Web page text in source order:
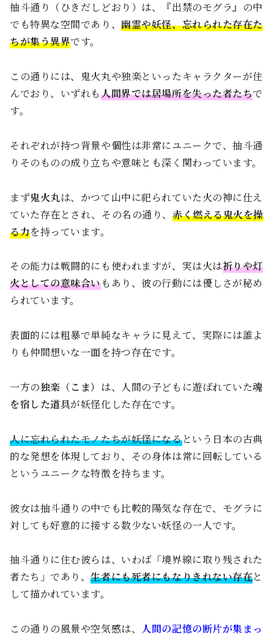
抽斗通り（ひきだしどおり）は、『出禁のモグラ』の中
でも特異な空間であり、幽霊や妖怪、忘れられた存在た
ちが集う異界です。
この通りには、鬼火丸や独楽といったキャラクターが住
んでおり、いずれも人間界では居場所を失った者たちで
す。
それぞれが持つ背景や個性は非常にユニークで、抽斗通
りそのものの成り立ちや意味とも深く関わっています。
まず鬼火丸は、かつて山中に祀られていた火の神に仕え
ていた存在とされ、その名の通り、 赤く燃える鬼火を操
る力を持っています。
その能力は戦闘的にも使われますが、実は火は祈りや灯
火としての意味合いもあり、彼の行動には優しさが秘め
られています。
表面的には粗暴で単純なキャラに見えて、実際には誰よ
りも仲間想いな一面を持つ存在です。
一方の独楽（こま） は、人間の子どもに遊ばれていた魂
を宿した道具が妖怪化した存在です。
人に忘れられたモノたちが妖怪になるという日本の古典
的な発想を体現しており、その身体は常に回転している
というユニークな特徴を持ちます。
彼女は抽斗通りの中でも比較的陽気な存在で、モグラに
対しても好意的に接する数少ない妖怪の一人です。
抽斗通りに住む彼らは、いわば「境界線に取り残された
者たち」であり、生者にも死者にもなりきれない存在と
して描かれています。
この通りの風景や空気感は、 人間の記憶の断片が集まっ